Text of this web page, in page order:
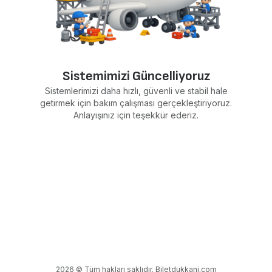
Sistemimizi Güncelliyoruz
Sistemlerimizi daha hızlı, güvenli ve stabil hale
getirmek için bakım çalışması gerçekleştiriyoruz.
Anlayışınız için teşekkür ederiz.
2026 © Tüm hakları saklıdır. Biletdukkani.com